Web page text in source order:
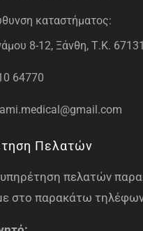
καταστήματος:
8-12, Ξάνθη, Τ.Κ. 67131
64770
Πελατών
πελατών
στο παρακάτω